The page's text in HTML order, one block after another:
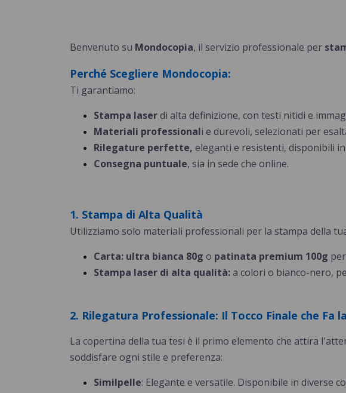
Benvenuto su Mondocopia, il servizio professionale per
Perché Scegliere Mondocopia:
Ti garantiamo:
Stampa laserdi alta definizione, con testi nitidi e
Materiali professionali e durevoli, selezionati per
Rilegature perfette, eleganti e resistenti, disponibili
Consegna puntuale, sia in sede che online.
1. Stampa di Alta Qualità
Utilizziamo solo materiali professionali per la stampa della
Carta: ultra bianca 80g o patinata premium 100g
Stampa laser di alta qualità:a colori o bianco-nero,
2. Rilegatura Professionale: Il Tocco Finale che Fa
La copertina della tua tesi è il primo elemento che attira
soddisfare ogni stile e preferenza:
Similpelle: Elegante e versatile. Disponibile in diverse